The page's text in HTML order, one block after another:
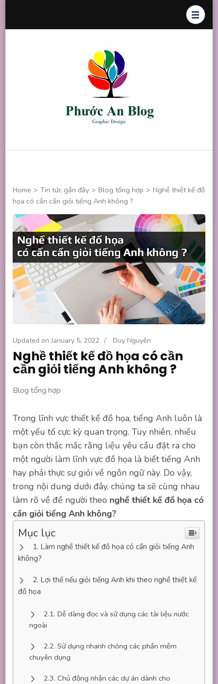
Home > Tin tức gần đây > Blog tổng hợp > Nghề thiết kế đồ
họa có cần cần giỏi tiếng Anh không ?
Updated onJanuary 5, 2022 / Duy Nguyên
Nghề thiết kế đồ họa có cần
cần giỏi tiếng Anh không ?
Blog tổng hợp
Trong lĩnh vực thiết kế đồ họa, tiếng Anh luôn là
một yếu tố cực kỳ quan trọng. Tuy nhiên, nhiều
bạn còn thắc mắc rằng liệu yêu cầu đặt ra cho
một người làm lĩnh vực đồ họa là biết tiếng Anh
hay phải thực sự giỏi về ngôn ngữ này. Do vậy,
trong nội dung dưới đây, chúng ta sẽ cùng nhau
làm rõ về đề người theo nghề thiết kế đồ họa có
cần giỏi tiếng Anh không?
Mục lục
Làm nghề thiết kế đồ họa có cần giỏi tiếng Anh
không?
Lợi thế nếu giỏi tiếng Anh khi theo nghề thiết kế
đồ họa
Dễ dàng đọc và sử dụng các tài liệu nước
ngoài
Sử dụng nhanh chóng các phần mềm
chuyên dụng
Chủ động nhận các dự án dành cho